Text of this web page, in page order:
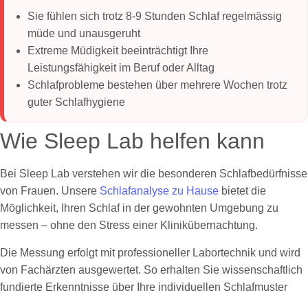
Sie fühlen sich trotz 8-9 Stunden Schlaf regelmässig
müde und unausgeruht
Extreme Müdigkeit beeinträchtigt Ihre
Leistungsfähigkeit im Beruf oder Alltag
Schlafprobleme bestehen über mehrere Wochen trotz
guter Schlafhygiene
Wie Sleep Lab helfen kann
Bei Sleep Lab verstehen wir die besonderen Schlafbedürfnisse
von Frauen. Unsere Schlafanalyse zu Hause bietet die
Möglichkeit, Ihren Schlaf in der gewohnten Umgebung zu
messen – ohne den Stress einer Klinikübernachtung.
Die Messung erfolgt mit professioneller Labortechnik und wird
von Fachärzten ausgewertet. So erhalten Sie wissenschaftlich
fundierte Erkenntnisse über Ihre individuellen Schlafmuster